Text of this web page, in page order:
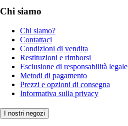
Chi siamo
Chi siamo?
Contattaci
Condizioni di vendita
Restituzioni e rimborsi
Esclusione di responsabilità legale
Metodi di pagamento
Prezzi e opzioni di consegna
Informativa sulla privacy
I nostri negozi